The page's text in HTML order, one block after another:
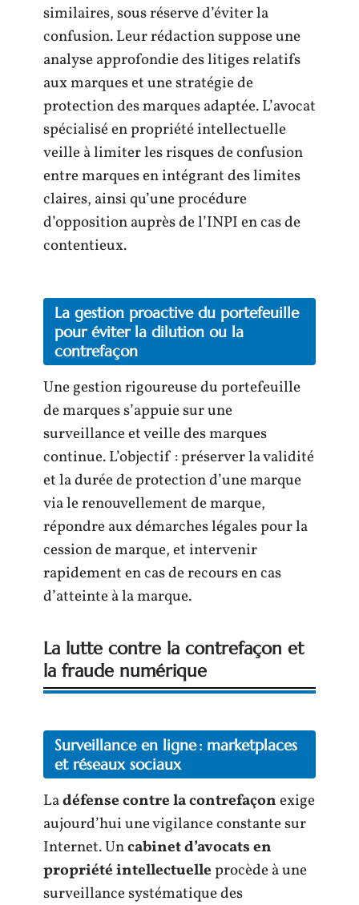
similaires, sous réserve d’éviter la
confusion. Leur rédaction suppose une
analyse approfondie des litiges relatifs
aux marques et une stratégie de
protection des marques adaptée. L’avocat
spécialisé en propriété intellectuelle
veille à limiter les risques de confusion
entre marques en intégrant des limites
claires, ainsi qu’une procédure
d’opposition auprès de l’INPI en cas de
contentieux.
La gestion proactive du portefeuille
pour éviter la dilution ou la
contrefaçon
Une gestion rigoureuse du portefeuille
de marques s’appuie sur une
surveillance et veille des marques
continue. L’objectif : préserver la validité
et la durée de protection d’une marque
via le renouvellement de marque,
répondre aux démarches légales pour la
cession de marque, et intervenir
rapidement en cas de recours en cas
d’atteinte à la marque.
La lutte contre la contrefaçon et
la fraude numérique
Surveillance en ligne : marketplaces
et réseaux sociaux
Ladéfense contre la contrefaçonexige
aujourd’hui une vigilance constante sur
Internet. Uncabinet d’avocats en
propriété intellectuelleprocède à une
surveillance systématique des